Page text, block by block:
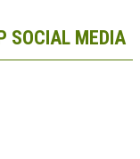
SOCIAL MEDIA